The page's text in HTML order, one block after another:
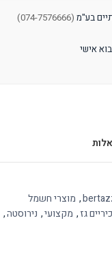
בע"מ (074-7576666)
, מוצרי חשמל
כיריים גז, מקצועי, נירוסטה,